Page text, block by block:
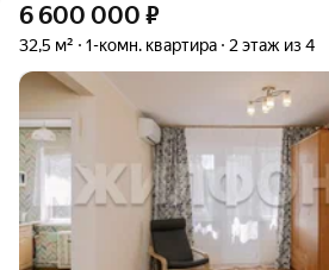
6 600 000 ₽
32,5 м² 1-комн. квартира 2 этаж из 4